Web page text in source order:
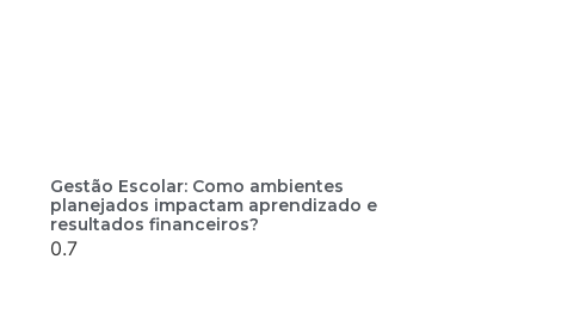
Gestão Escolar: Como ambientes
planejados impactam aprendizado e
resultados financeiros?